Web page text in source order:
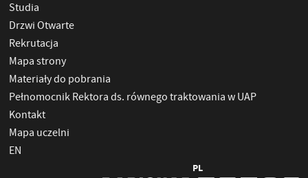
Studia
Drzwi Otwarte
Rekrutacja
Mapa strony
Materiały do pobrania
Pełnomocnik Rektora ds. równego traktowania w UAP
Kontakt
Mapa uczelni
EN
PL